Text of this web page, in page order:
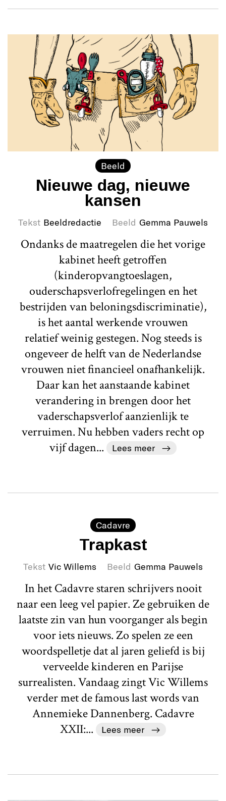
Beeld
Nieuwe dag, nieuwe
kansen
Tekst Beeldredactie Beeld Gemma Pauwels
Ondanks de maatregelen die het vorige
kabinet heeft getroffen
(kinderopvangtoeslagen,
ouderschapsverlofregelingen en het
bestrijden van beloningsdiscriminatie),
is het aantal werkende vrouwen
relatief weinig gestegen. Nog steeds is
ongeveer de helft van de Nederlandse
vrouwen niet financieel onafhankelijk.
Daar kan het aanstaande kabinet
verandering in brengen door het
vaderschapsverlof aanzienlijk te
verruimen. Nu hebben vaders recht op
vijf dagen...
Lees meer
Cadavre
Trapkast
Tekst Vic Willems Beeld Gemma Pauwels
In het Cadavre staren schrijvers nooit
naar een leeg vel papier. Ze gebruiken de
laatste zin van hun voorganger als begin
voor iets nieuws. Zo spelen ze een
woordspelletje dat al jaren geliefd is bij
verveelde kinderen en Parijse
surrealisten. Vandaag zingt Vic Willems
verder met de famous last words van
Annemieke Dannenberg. Cadavre
XXII:...
Lees meer